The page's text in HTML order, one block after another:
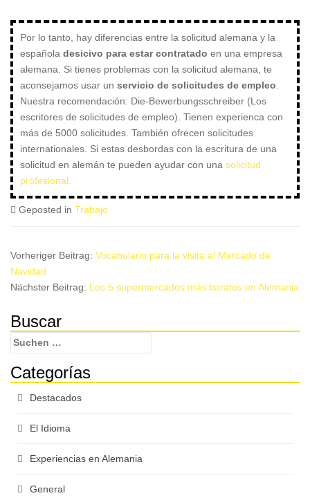
Por lo tanto, hay diferencias entre la solicitud alemana y la
española desicivo para estar contratado en una empresa
alemana. Si tienes problemas con la solicitud alemana, te
aconsejamos usar un servicio de solicitudes de empleo
Nuestra recomendación: Die-Bewerbungsschreiber (Los
escritores de solicitudes de empleo). Tienen experienca con
más de 5000 solicitudes. También ofrecen solicitudes
internationales. Si estas desbordas con la escritura de una
solicitud en alemán te pueden ayudar con una solicitud
profesional.
Geposted in Trabajo
Vorheriger Beitrag: Vocabulario para la visita al Mercado de
Navidad
Nächster Beitrag: Los 5 supermercados más baratos en Alemania
Untergeordnet
Seitenleiste
Buscar
Suchen
Categorías
Destacados
El Idioma
Experiencias en Alemania
General